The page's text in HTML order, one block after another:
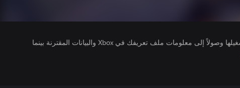
يتلقى ناشرو الألعاب التي تقوم بتشغيلها وصولاً إلى معلومات ملف تعريفك في Xbox والبيانات المقترنة بينما